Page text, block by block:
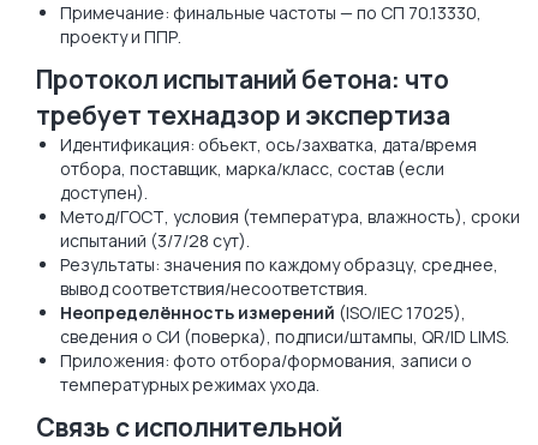
Примечание: финальные частоты — по СП 70.13330,
проекту и ППР.
Протокол испытаний бетона: что
требует технадзор и экспертиза
Идентификация: объект, ось/захватка, дата/время
отбора, поставщик, марка/класс, состав (если
доступен).
Метод/ГОСТ, условия (температура, влажность), сроки
испытаний (3/7/28 сут).
Результаты: значения по каждому образцу, среднее,
вывод соответствия/несоответствия.
Неопределённость измерений (ISO/IEC 17025),
сведения о СИ (поверка), подписи/штампы, QR/ID LIMS.
Приложения: фото отбора/формования, записи о
температурных режимах ухода.
Связь с исполнительной